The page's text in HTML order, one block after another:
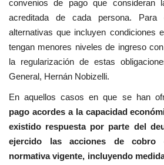
convenios de pago que consideran
acreditada de cada persona. Para
alternativas que incluyen condiciones
tengan menores niveles de ingreso
la regularización de estas
General, Hernán Nobizelli.
En aquellos casos en que se han
pago acordes a la capacidad
existido respuesta por parte del
ejercido las acciones de cobro
normativa vigente, incluyendo